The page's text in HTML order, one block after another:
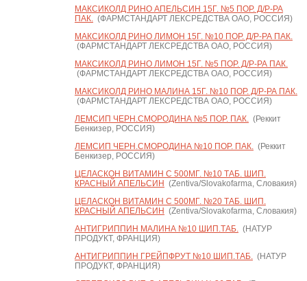
МАКСИКОЛД РИНО АПЕЛЬСИН 15Г. №5 ПОР. Д/Р-РА
ПАК.(ФАРМСТАНДАРТ ЛЕКСРЕДСТВА ОАО, РОССИЯ)
МАКСИКОЛД РИНО ЛИМОН 15Г. №10 ПОР. Д/Р-РА ПАК.
(ФАРМСТАНДАРТ ЛЕКСРЕДСТВА ОАО, РОССИЯ)
МАКСИКОЛД РИНО ЛИМОН 15Г. №5 ПОР. Д/Р-РА ПАК.
(ФАРМСТАНДАРТ ЛЕКСРЕДСТВА ОАО, РОССИЯ)
МАКСИКОЛД РИНО МАЛИНА 15Г. №10 ПОР. Д/Р-РА ПАК.
(ФАРМСТАНДАРТ ЛЕКСРЕДСТВА ОАО, РОССИЯ)
ЛЕМСИП ЧЕРН.СМОРОДИНА №5 ПОР. ПАК.(Реккит
Бенкизер, РОССИЯ)
ЛЕМСИП ЧЕРН.СМОРОДИНА №10 ПОР. ПАК.(Реккит
Бенкизер, РОССИЯ)
ЦЕЛАСКОН ВИТАМИН С 500МГ. №10 ТАБ. ШИП.
КРАСНЫЙ АПЕЛЬСИН (Zentiva/Slovakofarma, Словакия)
ЦЕЛАСКОН ВИТАМИН С 500МГ. №20 ТАБ. ШИП.
КРАСНЫЙ АПЕЛЬСИН (Zentiva/Slovakofarma, Словакия)
АНТИГРИППИН МАЛИНА №10 ШИП.ТАБ.(НАТУР
ПРОДУКТ, ФРАНЦИЯ)
АНТИГРИППИН ГРЕЙПФРУТ №10 ШИП.ТАБ.(НАТУР
ПРОДУКТ, ФРАНЦИЯ)